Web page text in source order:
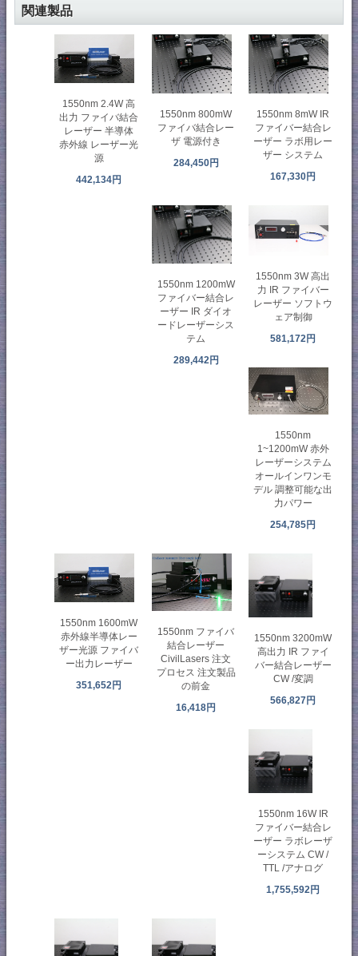
関連製品
1550nm 2.4W 高
出力 ファイバ結合
レーザー 半導体
赤外線 レーザー光
源
442,134円
1550nm 800mW
ファイバ結合レー
ザ 電源付き
284,450円
1550nm 8mW IR
ファイバー結合レ
ーザー ラボ用レー
ザー システム
167,330円
1550nm 1200mW
ファイバー結合レ
ーザー IR ダイオ
ードレーザーシス
テム
289,442円
1550nm 3W 高出
力 IR ファイバー
レーザー ソフトウ
ェア制御
581,172円
1550nm
1~1200mW 赤外
レーザーシステム
オールインワンモ
デル 調整可能な出
力パワー
254,785円
1550nm 1600mW
赤外線半導体レー
ザー光源 ファイバ
ー出力レーザー
351,652円
1550nm ファイバ
結合レーザー
CivilLasers 注文
プロセス 注文製品
の前金
16,418円
1550nm 3200mW
高出力 IR ファイ
バー結合レーザー
CW /変調
566,827円
1550nm 16W IR
ファイバー結合レ
ーザー ラボレーザ
ーシステム CW /
TTL /アナログ
1,755,592円